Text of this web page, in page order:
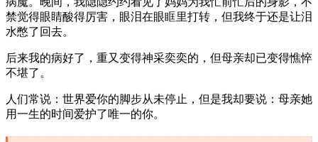
禁觉得眼睛酸得厉害，眼泪在眼眶里打转，但我终于还是让泪
水憋了回去。
后来我的病好了，重又变得神采奕奕的，但母亲却已变得憔悴
不堪了。
人们常说：世界爱你的脚步从未停止，但是我却要说：母亲她
用一生的时间爱护了唯一的你。